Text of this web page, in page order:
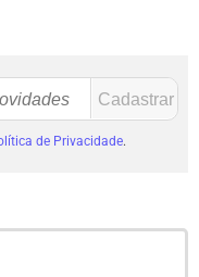
de Privacidade.